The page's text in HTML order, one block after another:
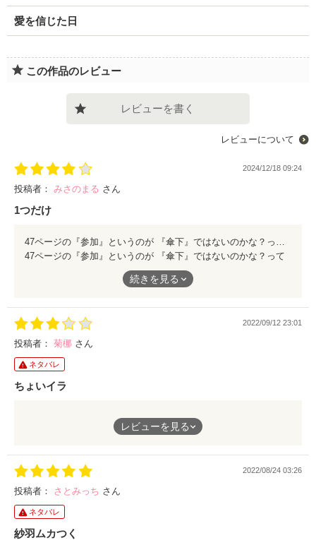
愛を信じた日
この作品のレビュー
レビューを書く
レビューについて
2024/12/18 09:24
投稿者： みさのまる さん
1つだけ
47ページの『参加』というのが 『傘下』ではないのかな？って
いうことが引っかかってしまって 高まっていた気持ちが少しだ
続きを見る
2022/09/12 23:01
投稿者： 菊梛 さん
ネタバレ
ちょいイラ
最初は無邪気というか幼稚というか世間知らずの純粋無垢な女の
子という感じだったのが、段々甘やかされてそれに慣れて中盤で
劇のヒロイン感は早々となくなった。
迷惑をかけたくない、ワガママを言うわけにはいかない…って思
その軽はずみな行動の結果に信じて欲しかった、信じてくれなか
った、と一方的に傷つきました的な考えしかできないとは。
レビューを見る
2022/08/24 03:26
投稿者： さとみっち さん
ネタバレ
紗羽ムカつく